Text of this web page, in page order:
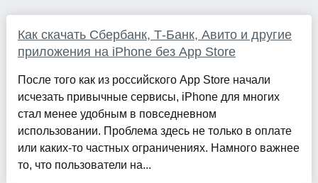
Как скачать Сбербанк, Т-Банк, Авито и другие
приложения на iPhone без App Store
После того как из российского App Store начали
исчезать привычные сервисы, iPhone для многих
стал менее удобным в повседневном
использовании. Проблема здесь не только в оплате
или каких-то частных ограничениях. Намного важнее
то, что пользователи на...